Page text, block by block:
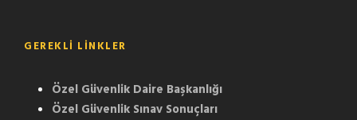
GEREKLI LINKLER
Özel Güvenlik Daire Başkanlığı
Özel Güvenlik Sınav Sonuçları